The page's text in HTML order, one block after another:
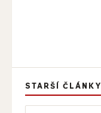
STARŠÍ ČLÁNKY